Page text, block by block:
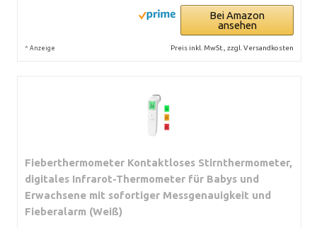
Bei Amazon
ansehen
* Anzeige Preis inkl. MwSt., zzgl. Versandkosten
Fieberthermometer Kontaktloses Stirnthermometer,
digitales Infrarot-Thermometer für Babys und
Erwachsene mit sofortiger Messgenauigkeit und
Fieberalarm (Weiß)